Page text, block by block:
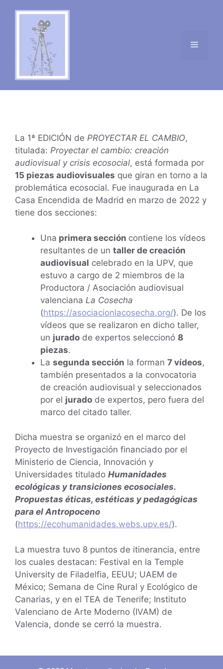
La 1ª EDICIÓN de PROYECTAR EL CAMBIO,
titulada: Proyectar el cambio: creación
audiovisual y crisis ecosocial, está formada por
15 piezas audiovisuales que giran en torno a la
problemática ecosocial. Fue inaugurada en La
Casa Encendida de Madrid en marzo de 2022 y
tiene dos secciones:
Una primera sección contiene los vídeos
resultantes de un taller de creación
audiovisual celebrado en la UPV, que
estuvo a cargo de 2 miembros de la
Productora / Asociación audiovisual
valenciana La Cosecha
(https://asociacionlacosecha.org/). De los
vídeos que se realizaron en dicho taller,
un jurado de expertos seleccionó 8
piezas.
La segunda sección la forman 7 vídeos,
también presentados a la convocatoria
de creación audiovisual y seleccionados
por el jurado de expertos, pero fuera del
marco del citado taller.
Dicha muestra se organizó en el marco del
Proyecto de Investigación financiado por el
Ministerio de Ciencia, Innovación y
Universidades titulado Humanidades
ecológicas y transiciones ecosociales.
Propuestas éticas, estéticas y pedagógicas
para el Antropoceno
(https://ecohumanidades.webs.upv.es/).
La muestra tuvo 8 puntos de itinerancia, entre
los cuales destacan: Festival en la Temple
University de Filadelfia, EEUU; UAEM de
México; Semana de Cine Rural y Ecológico de
Canarias, y en el TEA de Tenerife; Instituto
Valenciano de Arte Moderno (IVAM) de
Valencia, donde se cerró la muestra.